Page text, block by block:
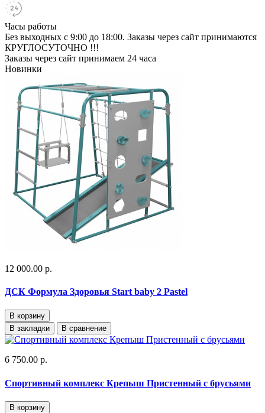
Часы работы
Без выходных с 9:00 до 18:00. Заказы через сайт принимаются
КРУГЛОСУТОЧНО !!!
Заказы через сайт принимаем 24 часа
Новинки
12 000.00 р.
ДСК Формула Здоровья Start baby 2 Pastel
В корзину
В закладки
В сравнение
6 750.00 р.
Спортивный комплекс Крепыш Пристенный с брусьями
В корзину